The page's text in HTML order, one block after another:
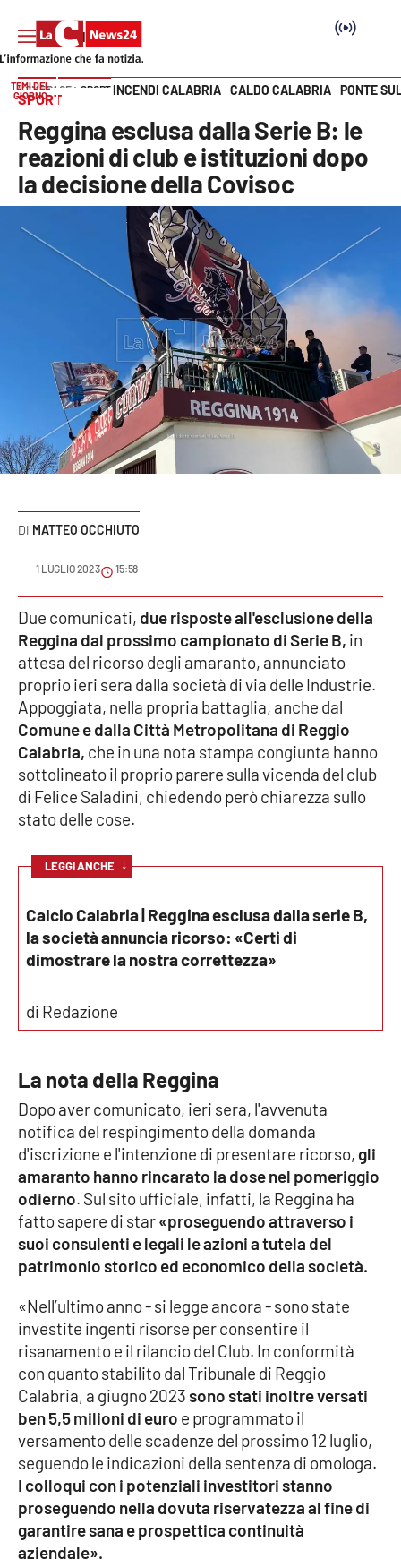
SEZIONI
Cronaca
Politica
Attualità
Economia e lavoro
Italia Mondo
Sanità
Sport
Meteo
Editoriali
VIDEO
Ambiente
Cronaca
Politica
Società
RUBRICHE
Good Morning Vietnam
Parchi Marini Calabria
Leggendo Alvaro insieme
Imprese Di Calabria
Le perfidie di Antonella Grippo
Venti di comunicazione
STREAMING
LaC TV
LaC Network
Vai
TEMI DEL
GIORNO
INCENDI CALABRIA CALDO CALABRIA PONTE
HOME PAGE SPORT
SPORT
Reggina esclusa dalla Serie B: le
reazioni di club e istituzioni dopo
la decisione della Covisoc
MATTEO OCCHIUTO
1 LUGLIO 2023 15:58
Due comunicati, due risposte all'esclusione della
Reggina dal prossimo campionato di Serie B, in
attesa del ricorso degli amaranto, annunciato
proprio ieri sera dalla società di via delle Industrie.
Appoggiata, nella propria battaglia, anche dal
Comune e dalla Città Metropolitana di Reggio
Calabria, che in una nota stampa congiunta hanno
sottolineato il proprio parere sulla vicenda del club
di Felice Saladini, chiedendo però chiarezza sullo
stato delle cose.
LEGGI ANCHE ↓
Calcio Calabria | Reggina esclusa dalla serie B,
la società annuncia ricorso: «Certi di
dimostrare la nostra correttezza»
di Redazione
La nota della Reggina
Dopo aver comunicato, ieri sera, l'avvenuta
notifica del respingimento della domanda
d'iscrizione e l'intenzione di presentare ricorso, gli
amaranto hanno rincarato la dose nel pomeriggio
odierno. Sul sito ufficiale, infatti, la Reggina ha
fatto sapere di star«proseguendo attraverso i
suoi consulenti e legali le azioni a tutela del
patrimonio storico ed economico della società.
«Nell’ultimo anno - si legge ancora - sono state
investite ingenti risorse per consentire il
risanamento e il rilancio del Club. In conformità
con quanto stabilito dal Tribunale di Reggio
Calabria, a giugno 2023sono stati inoltre versati
ben 5,5 milioni di euro e programmato il
versamento delle scadenze del prossimo 12 luglio,
seguendo le indicazioni della sentenza di omologa.
I colloqui con i potenziali investitori stanno
proseguendo nella dovuta riservatezza al fine di
garantire sana e prospettica continuità
aziendale».